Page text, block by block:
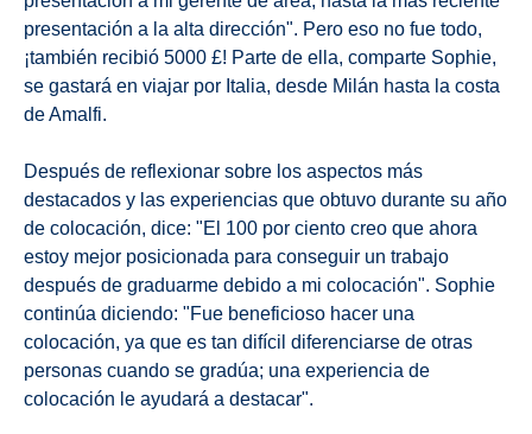
presentación a la alta dirección". Pero eso no fue todo,
¡también recibió 5000 £! Parte de ella, comparte Sophie,
se gastará en viajar por Italia, desde Milán hasta la costa
de Amalfi.
Después de reflexionar sobre los aspectos más
destacados y las experiencias que obtuvo durante su año
de colocación, dice: "El 100 por ciento creo que ahora
estoy mejor posicionada para conseguir un trabajo
después de graduarme debido a mi colocación". Sophie
continúa diciendo: "Fue beneficioso hacer una
colocación, ya que es tan difícil diferenciarse de otras
personas cuando se gradúa; una experiencia de
colocación le ayudará a destacar".